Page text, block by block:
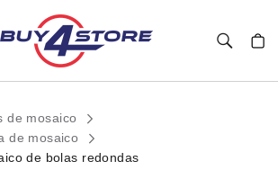
de mosaico
de mosaico
de bolas redondas